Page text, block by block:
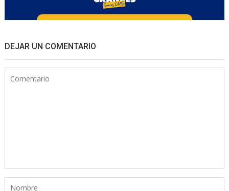
DEJAR UN COMENTARIO